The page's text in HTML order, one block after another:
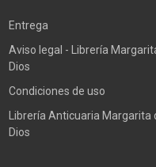
Entrega
Aviso legal - Librería
Dios
Condiciones de uso
Librería Anticuaria Margarita
Dios